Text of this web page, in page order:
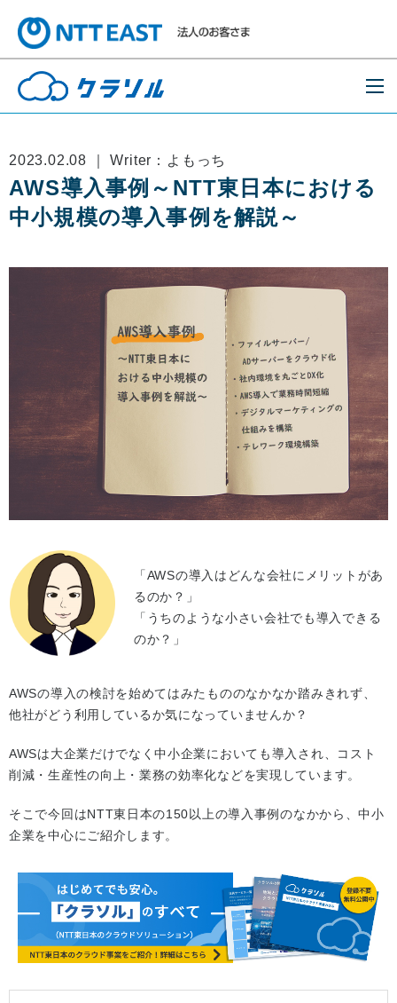
2023.02.08 ｜ Writer：よもっち
AWS導入事例～NTT東日本における
中小規模の導入事例を解説～
「AWSの導入はどんな会社にメリットがあ
るのか？」
「うちのような小さい会社でも導入できる
のか？」
AWSの導入の検討を始めてはみたもののなかなか踏みきれず、
他社がどう利用しているか気になっていませんか？
AWSは大企業だけでなく中小企業においても導入され、コスト
削減・生産性の向上・業務の効率化などを実現しています。
そこで今回はNTT東日本の150以上の導入事例のなかから、中小
企業を中心にご紹介します。